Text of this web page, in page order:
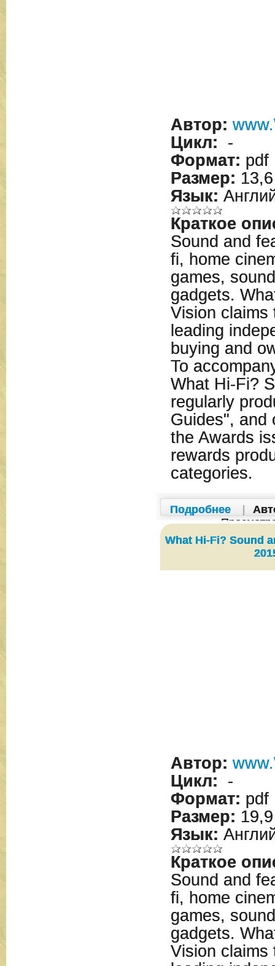
Автор:
Цикл: -
Формат: pdf
Размер:
Язык:
Краткое
Sound and
fi, home
games,
gadgets.
Vision claims
leading
buying and
To
What Hi-Fi?
regularly
Guides", and
the Awards
rewards
categories.
Подробнее
What Hi-Fi? Sound
Автор:
Цикл: -
Формат: pdf
Размер:
Язык:
Краткое
Sound and
fi, home
games,
gadgets.
Vision claims